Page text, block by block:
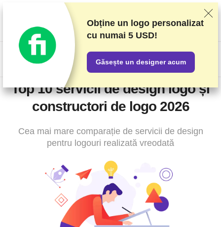
Clasificăm furnizorii pe baza unor teste și analize riguroase, dar
luăm în considerare și feedbackul vostru și acordurile comerciale
pe care le avem cu furnizorii. Această pagină conține link-uri de
afiliat.
Informare privind publicitatea
Top 10 servicii de design logo și
constructori de logo 2026
Cea mai mare comparație de servicii de design
pentru logouri realizată vreodată
Obține un logo personalizat
cu numai 5 USD!
Găsește un designer acum